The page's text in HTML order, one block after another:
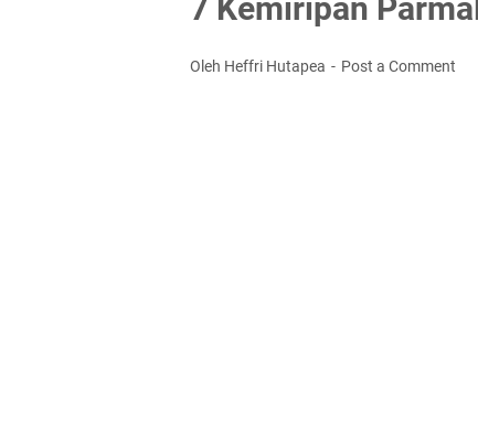
7 Kemiripan
Oleh Heffri Hutapea Post a Comment